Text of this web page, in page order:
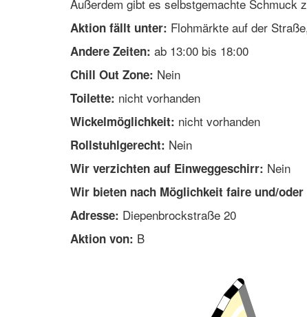
Außerdem gibt es selbstgemachte Schmuck
Aktion fällt unter: Flohmärkte auf der
Andere Zeiten: ab 13:00 bis 18:00
Chill Out Zone: Nein
Toilette: nicht vorhanden
Wickelmöglichkeit: nicht vorhanden
Rollstuhlgerecht: Nein
Wir verzichten auf Einweggeschirr: Nein
Wir bieten nach Möglichkeit faire und/oder
Adresse: Diepenbrockstraße 20
Aktion von: B